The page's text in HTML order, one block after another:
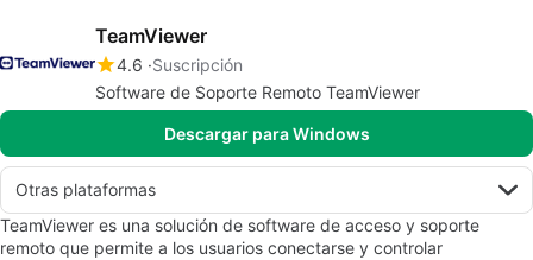
TeamViewer
4.6 Suscripción
Software de Soporte Remoto TeamViewer
Descargar para Windows
Otras plataformas
TeamViewer es una solución de software de acceso y soporte
remoto que permite a los usuarios conectarse y controlar